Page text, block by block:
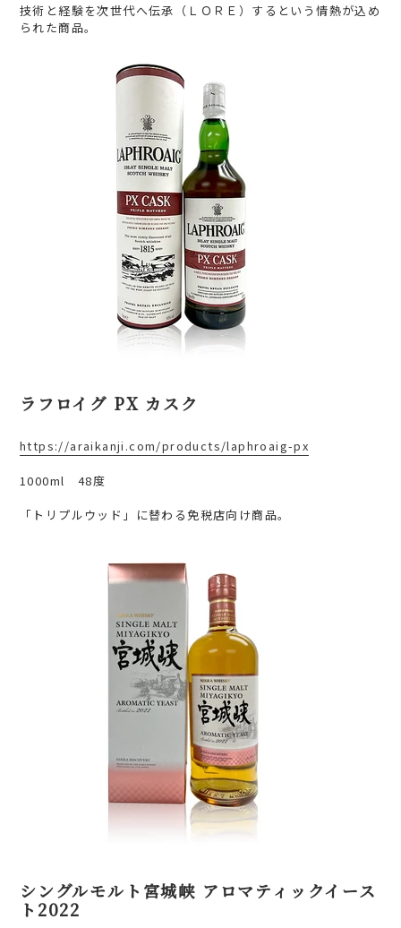
技術と経験を次世代へ伝承（ＬＯＲＥ）するという情熱が込め
られた商品。
ラフロイグ PX カスク
https://araikanji.com/products/laphroaig-px
1000ml 48度
「トリプルウッド」に替わる免税店向け商品。
シングルモルト宮城峡 アロマティックイース
ト2022